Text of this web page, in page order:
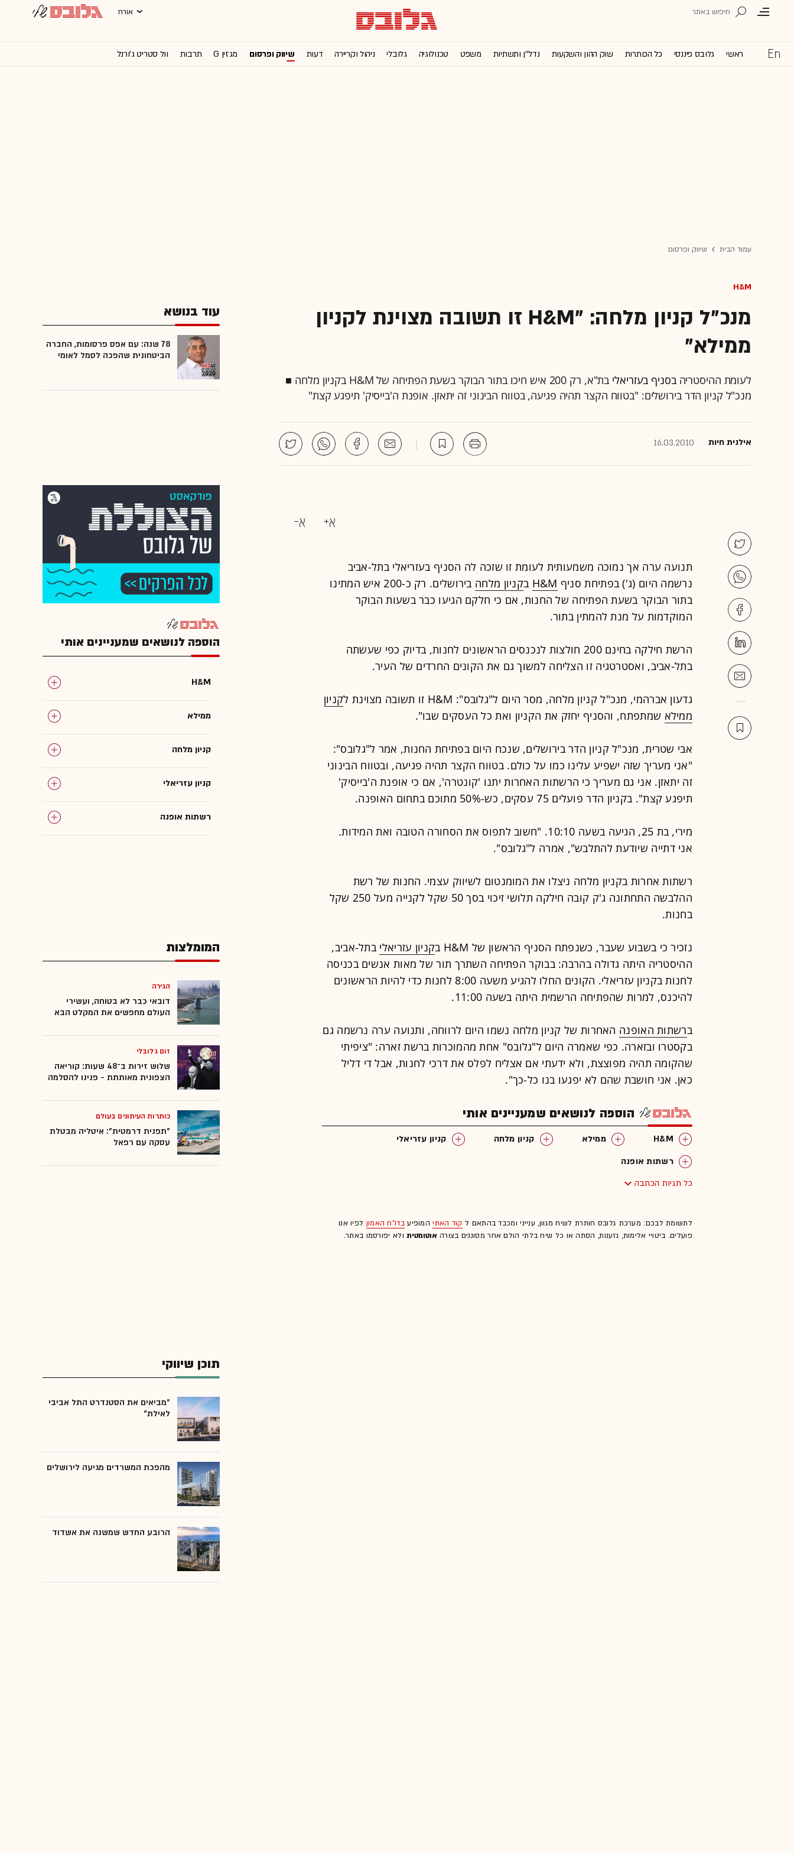
אורח
ראשי גלובס פיננסי כל הכותרות שוק ההון והשקעות נדל''ן ותשתיות משפט טכנולוגיה גלובלי ניהול וקריירה דעות שיווק ופרסום מגזין G תרבות וול סטריט ג'ורנל
עמוד הבית שיווק ופרסום
H&M
מנכ"ל קניון מלחה: "H&M זו תשובה מצוינת לקניון
ממילא"
לעומת ההיסטריהבסניף בעזריאלי
בת"א, רק 200 איש חיכו בתור הבוקר בשעת הפתיחה של H&M בקניון מלחה ■
מנכ"ל קניון הדר בירושלים: "בטווח הקצר תהיה פגיעה, בטווח הבינוני זה יתאזן. אופנת ה'בייסיק' תיפגע קצת"
אילנית חיות 16.03.2010
תנועה ערה אך נמוכה משמעותית לעומת זו שזכה לה הסניף בעזריאלי בתל-אביב
נרשמה היום (ג') בפתיחת סניף H&M בקניון מלחה
בירושלים. רק כ-200 איש המתינו
בתור הבוקר בשעת הפתיחה של החנות, אם כי חלקם הגיעו כבר בשעות הבוקר
המוקדמות על מנת להמתין בתור.
הרשת חילקה בחינם 200 חולצות לנכנסים הראשונים לחנות, בדיוק כפי שעשתה
בתל-אביב, ואסטרטגיה זו הצליחה למשוך גם את הקונים החרדים של העיר.
גדעון אברהמי, מנכ"ל קניון מלחה, מסר היום ל"גלובס": H&M זו תשובה מצוינת ל
קניון
ממילא שמתפתח, והסניף יחזק את הקניון ואת כל העסקים שבו".
אבי שטרית, מנכ"ל קניון הדר בירושלים, שנכח היום בפתיחת החנות, אמר ל"גלובס":
"אני מעריך שזה ישפיע עלינו כמו על כולם. בטווח הקצר תהיה פגיעה, ובטווח הבינוני
זה יתאזן. אני גם מעריך כי הרשתות האחרות יתנו 'קונטרה', אם כי אופנת ה'בייסיק'
תיפגע קצת". בקניון הדר פועלים 75 עסקים, כש-50% מתוכם בתחום האופנה.
מירי, בת 25, הגיעה בשעה 10:10. "חשוב לתפוס את הסחורה הטובה ואת המידות.
אני דתייה שיודעת להתלבש", אמרה ל"גלובס".
רשתות אחרות בקניון מלחה ניצלו את המומנטום לשיווק עצמי. החנות של רשת
ההלבשה התחתונה ג'ק קובה חילקה תלושי זיכוי בסך 50 שקל לקנייה מעל 250 שקל
בחנות.
נזכיר כי בשבוע שעבר, כשנפתח הסניף הראשון של H&M ב קניון עזריאלי בתל-אביב,
ההיסטריה היתה גדולה בהרבה: בבוקר הפתיחה השתרך תור של מאות אנשים בכניסה
לחנות בקניון עזריאלי. הקונים החלו להגיע משעה 8:00 לחנות כדי להיות הראשונים
להיכנס, למרות שהפתיחה הרשמית היתה בשעה 11:00.
ברשתות האופנה האחרות של קניון מלחה נשמו היום לרווחה, ותנועה ערה נרשמה גם
בקסטרו ובזארה. כפי שאמרה היום ל"גלובס" אחת מהמוכרות ברשת זארה: "ציפיתי
שהקומה תהיה מפוצצת, ולא ידעתי אם אצליח לפלס את דרכי לחנות, אבל די דליל
כאן. אני חושבת שהם לא יפגעו בנו כל-כך".
הוספה לנושאים שמעניינים אותי
H&M ממילא קניון מלחה
קניון עזריאלי
רשתות אופנה
כל תגיות הכתבה
לתשומת לבכם: מערכת גלובס חותרת לשיח מגוון, ענייני ומכבד בהתאם ל קוד האתיהמופיעבדו"ח האמון לפיו אנו
פועלים. ביטויי אלימות, גזענות, הסתה או כל שיח בלתי הולם אחר מסוננים בצורה אוטומטיתולא יפורסמו באתר.
עוד בנושא
78 שנה: עם אפס פרסומות, החברה
הביטחונית שהפכה לסמל לאומי
הוספה לנושאים שמעניינים אותי
H&M
ממילא
קניון מלחה
קניון עזריאלי
רשתות אופנה
המומלצות
הגירה
דובאי כבר לא בטוחה, ועשירי
העולם מחפשים את המקלט הבא
זום גלובלי
שלוש זירות ב־48 שעות: קוריאה
הצפונית מאותתת - פנינו להסלמה
כותרות העיתונים בעולם
"תפנית דרמטית": איטליה מבטלת
עסקה עם רפאל
תוכן שיווקי
"מביאים את הסטנדרט התל אביבי
לאילת"
מהפכת המשרדים מגיעה לירושלים
הרובע החדש שמשנה את אשדוד